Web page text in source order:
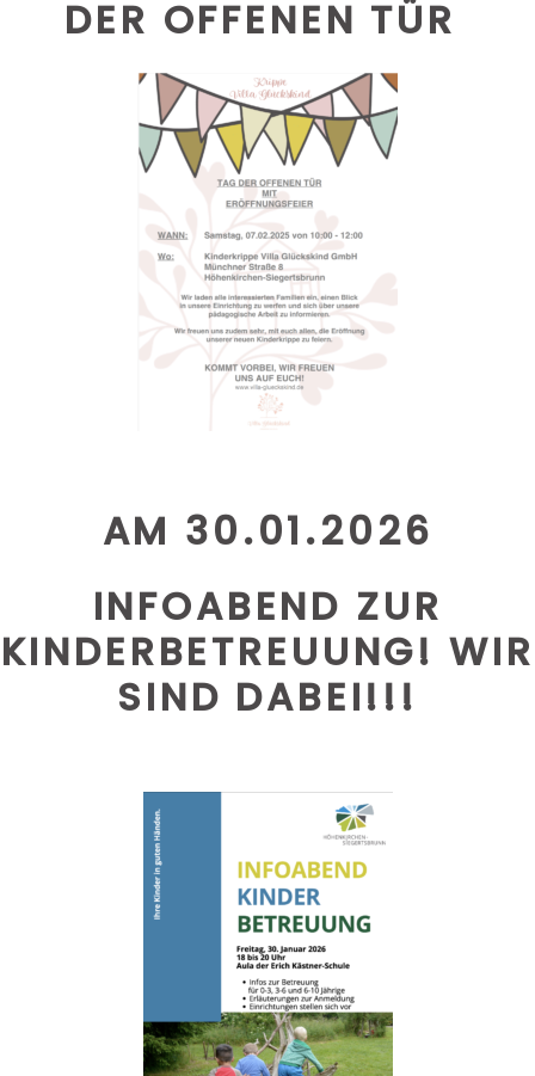
DER OFFENEN TÜR
AM 30.01.2026
INFOABEND ZUR
KINDERBETREUUNG! WIR
SIND DABEI!!!